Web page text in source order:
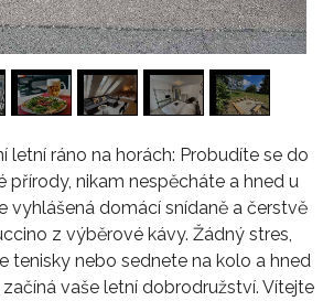
letní ráno na horách: Probudíte se do
přírody, nikam nespěcháte a hned u
vyhlášená domácí snídaně a čerstvě
z výběrové kávy. Žádný stres,
tenisky nebo sednete na kolo a hned
vaše letní dobrodružství. Vítejte